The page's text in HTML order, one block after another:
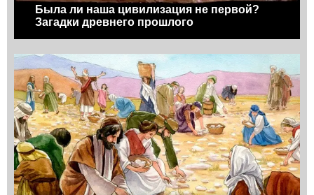
Была ли наша цивилизация не первой?
Загадки древнего прошлого